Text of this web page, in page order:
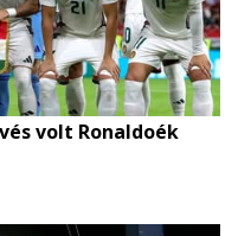
volt Ronaldoék